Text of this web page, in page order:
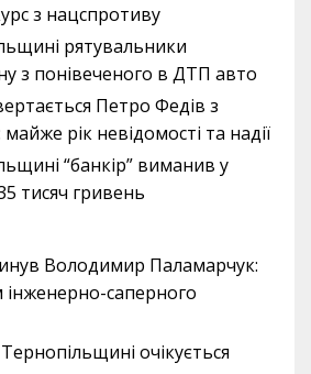
з нацспротиву
рятувальники
з понівеченого в ДТП авто
Петро Федів з
рік невідомості та надії
“банкір” виманив у
тисяч гривень
Володимир Паламарчук:
саперного
очікується